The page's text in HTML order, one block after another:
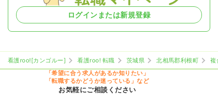
ログインまたは新規登録
看護roo![カンゴルー] 看護roo! 転職 茨城県 北相馬郡利根町
複
「希望に合う求人があるか知りたい」
「転職するかどうか迷っている」など
お気軽にご相談ください